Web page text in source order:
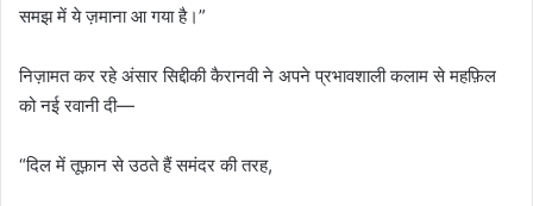
समझ में ये ज़माना आ गया है।”
निज़ामत कर रहे अंसार सिद्दीकी कैरानवी ने अपने प्रभावशाली कलाम से महफ़िल
को नई रवानी दी—
“दिल में तूफ़ान से उठते हैं समंदर की तरह,